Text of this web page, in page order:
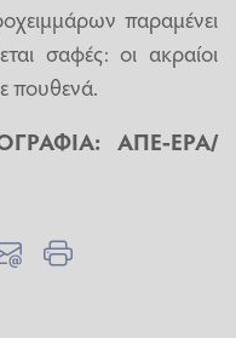
παραμένει
σαφές: οι ακραίοι
πουθενά.
ΑΠΕ-ΕΡΑ/